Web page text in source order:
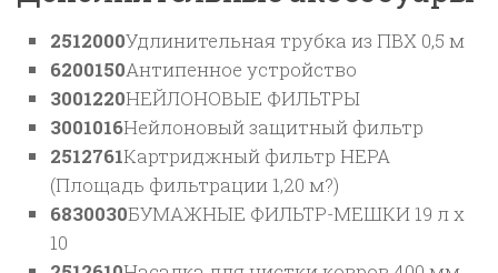
2512000Удлинительная трубка из ПВХ 0,5 м
6200150Антипенное устройство
3001220НЕЙЛОНОВЫЕ ФИЛЬТРЫ
3001016Нейлоновый защитный фильтр
2512761Картриджный фильтр HEPA
(Площадь фильтрации 1,20 м?)
6830030БУМАЖНЫЕ ФИЛЬТР-МЕШКИ 19 л x
10